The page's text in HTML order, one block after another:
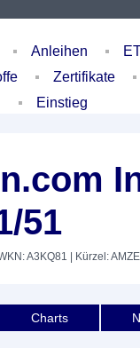
Anleihen
Zertifikate
Einstieg
51
A3KQ81 | Kürzel: AMZE
Charts